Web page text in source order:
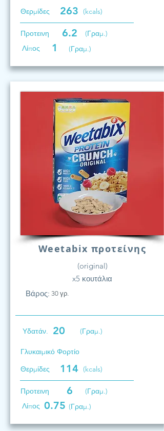
Θερμίδες 263 (kcals)
Προτεινη 6.2
(Γραμ.)
Λίπος
1 (Γραμ.)
Weetabix προτείνης
(original)
x5 κουτάλια
Βάρος: 30 γρ.
Υδατάν. 20 (Γραμ.)
Γλυκαιμικό Φορτίο
Θερμίδες
114 (kcals)
Προτεινη 6
(Γραμ.)
Λίπος 0.75 (Γραμ.)